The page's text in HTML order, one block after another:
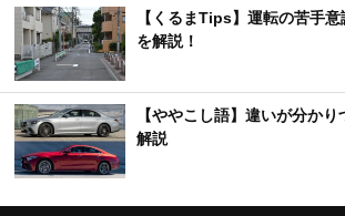
【くるまTips】運転の苦手
を解説！
【ややこし語】違いが分か
解説